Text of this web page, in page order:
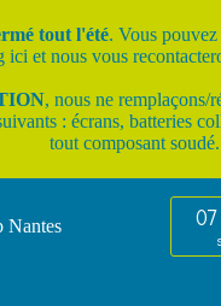
tout l'été. Vous
ici et nous vous
, nous ne remplaçons/
: écrans, batteries
tout composant soudé.
Nantes